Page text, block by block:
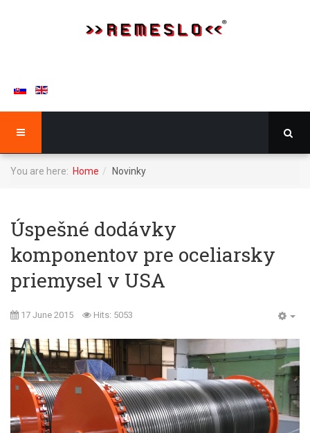
You are here: Home Novinky
Úspešné dodávky
komponentov pre oceliarsky
priemysel v USA
17 June 2015 Hits: 5053